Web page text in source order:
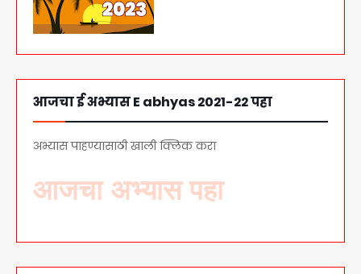
आजचा ई अभ्यास E abhyas 2021-22 पहा
अभ्यास पाहण्यासाठी खाली क्लिक करा